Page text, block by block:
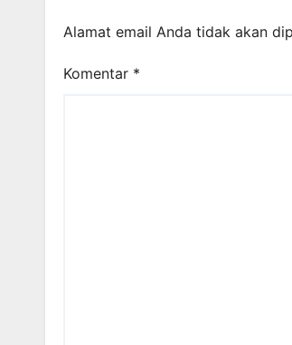
Alamat email Anda tidak akan
Komentar *